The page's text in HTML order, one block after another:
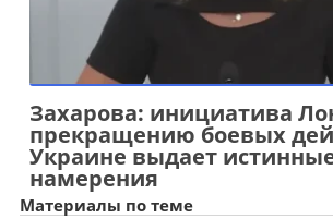
Захарова: инициатива
прекращению боевых
Украине выдает
намерения
Материалы по теме